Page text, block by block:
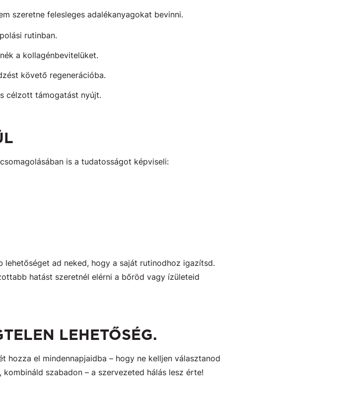
szeretne felesleges adalékanyagokat bevinni.
rutinban.
a kollagénbevitelüket.
követő regenerációba.
célzott támogatást nyújt.
is a tudatosságot képviseli:
ad neked, hogy a saját rutinodhoz igazítsd.
hatást szeretnél elérni a bőröd vagy ízületeid
LEHETŐSÉG.
hozza el mindennapjaidba – hogy ne kelljen választanod
szabadon – a szervezeted hálás lesz érte!